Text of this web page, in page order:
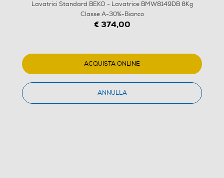
Lavatrici Standard BEKO - Lavatrice BMW8149DB 8Kg
Classe A-30%-Bianco
€ 374,00
ACQUISTA ONLINE
ANNULLA